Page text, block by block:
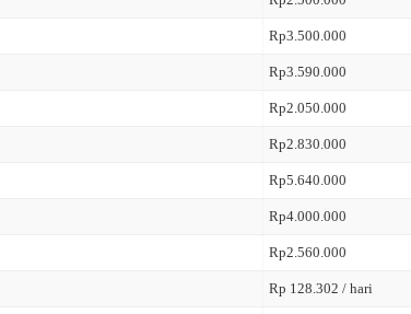
Rp3.500.000
Rp3.590.000
Rp2.050.000
Rp2.830.000
Rp5.640.000
Rp4.000.000
Rp2.560.000
Rp 128.302 / hari